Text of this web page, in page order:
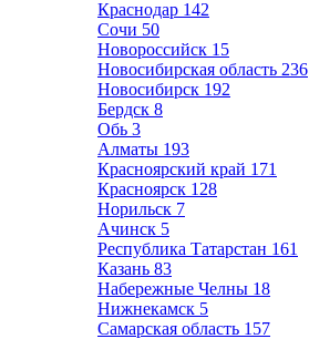
Краснодар 142
Сочи 50
Новороссийск 15
Новосибирская область 236
Новосибирск 192
Бердск 8
Обь 3
Алматы 193
Красноярский край 171
Красноярск 128
Норильск 7
Ачинск 5
Республика Татарстан 161
Казань 83
Набережные Челны 18
Нижнекамск 5
Самарская область 157